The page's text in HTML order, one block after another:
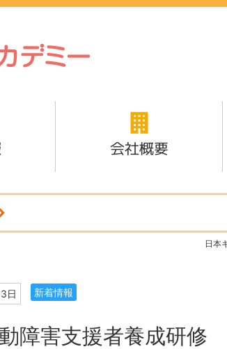
会社概要
日本
日 新着情報
障害支援者養成研修